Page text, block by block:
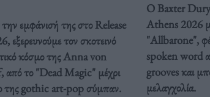
εμφάνισή της στο Release
εξερευνούμε τον σκοτεινό
κόσμο της Anna von
το "Dead Magic" μέχρι
της gothic art-pop σύμπαν.
Ο Baxter Dury
Athens 2026
"Allbarone",
spoken word
grooves και
μελαγχολία.